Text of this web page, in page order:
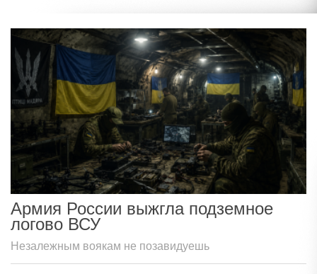
Армия России выжгла подземное
логово ВСУ
Незалежным воякам не позавидуешь